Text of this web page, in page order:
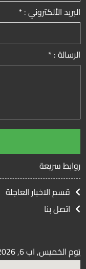
البريد الألكتروني : *
الرسالة : *
روابط سريعة
قسم الاخبار العاجلة
اتصل بنا
يَوم الخميس, اب6, 2026